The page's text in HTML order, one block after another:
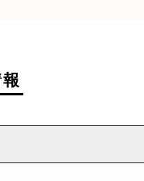
す。平日にはご来
取専門店です。